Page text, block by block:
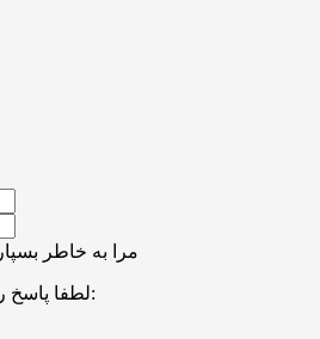
مرا به خاطر بسپار
لطفا پاسخ را به عدد انگلیسی وارد کنید: